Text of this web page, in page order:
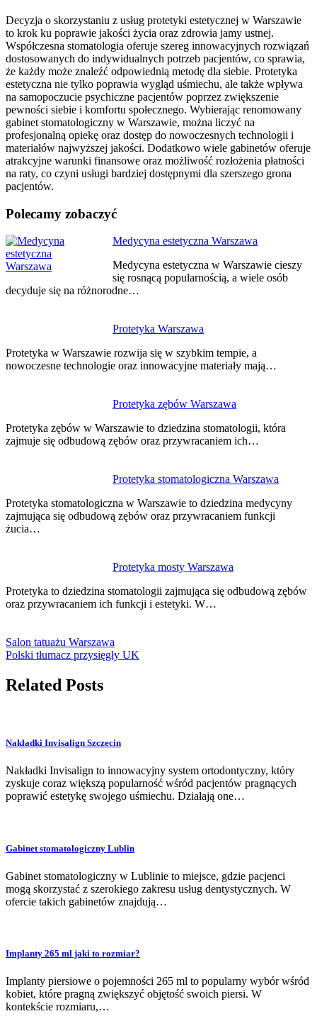
Decyzja o skorzystaniu z usług protetyki estetycznej w Warszawie
to krok ku poprawie jakości życia oraz zdrowia jamy ustnej.
Współczesna stomatologia oferuje szereg innowacyjnych rozwiązań
dostosowanych do indywidualnych potrzeb pacjentów, co sprawia,
że każdy może znaleźć odpowiednią metodę dla siebie. Protetyka
estetyczna nie tylko poprawia wygląd uśmiechu, ale także wpływa
na samopoczucie psychiczne pacjentów poprzez zwiększenie
pewności siebie i komfortu społecznego. Wybierając renomowany
gabinet stomatologiczny w Warszawie, można liczyć na
profesjonalną opiekę oraz dostęp do nowoczesnych technologii i
materiałów najwyższej jakości. Dodatkowo wiele gabinetów oferuje
atrakcyjne warunki finansowe oraz możliwość rozłożenia płatności
na raty, co czyni usługi bardziej dostępnymi dla szerszego grona
pacjentów.
Polecamy zobaczyć
Medycyna estetyczna Warszawa
Medycyna estetyczna w Warszawie cieszy
się rosnącą popularnością, a wiele osób
decyduje się na różnorodne…
Protetyka Warszawa
Protetyka w Warszawie rozwija się w szybkim tempie, a
nowoczesne technologie oraz innowacyjne materiały mają…
Protetyka zębów Warszawa
Protetyka zębów w Warszawie to dziedzina stomatologii, która
zajmuje się odbudową zębów oraz przywracaniem ich…
Protetyka stomatologiczna Warszawa
Protetyka stomatologiczna w Warszawie to dziedzina medycyny
zajmująca się odbudową zębów oraz przywracaniem funkcji
żucia…
Protetyka mosty Warszawa
Protetyka to dziedzina stomatologii zajmująca się odbudową zębów
oraz przywracaniem ich funkcji i estetyki. W…
Nawigacja
wpisu
Salon tatuażu Warszawa
Polski tłumacz przysięgły UK
Related Posts
Nakładki Invisalign Szczecin
Nakładki Invisalign to innowacyjny system ortodontyczny, który
zyskuje coraz większą popularność wśród pacjentów pragnących
poprawić estetykę swojego uśmiechu. Działają one…
Gabinet stomatologiczny Lublin
Gabinet stomatologiczny w Lublinie to miejsce, gdzie pacjenci
mogą skorzystać z szerokiego zakresu usług dentystycznych. W
ofercie takich gabinetów znajdują…
Implanty 265 ml jaki to rozmiar?
Implanty piersiowe o pojemności 265 ml to popularny wybór wśród
kobiet, które pragną zwiększyć objętość swoich piersi. W
kontekście rozmiaru,…